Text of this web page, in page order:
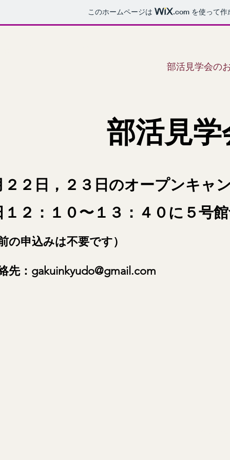
このホームページは .com を使って
部活見学会の
部活見
２２日，２３日のオープンキャ
１２：１０〜１３：４０に５号
の申込みは不要です）
： gakuinkyudo@gmail.com